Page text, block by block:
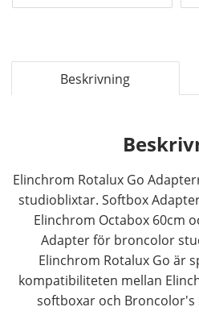
Beskrivning
Elinchrom Rotalux Go
studioblixtar. Softbox
Elinchrom Octabox 60cm
Adapter för broncolor
Elinchrom Rotalux Go är
kompatibiliteten mellan
softboxar och